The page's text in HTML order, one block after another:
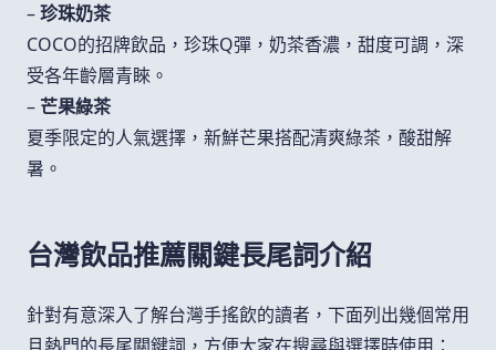
–珍珠奶茶
COCO的招牌飲品，珍珠Q彈，奶茶香濃，甜度可調，深
受各年齡層青睞。
– 芒果綠茶
夏季限定的人氣選擇，新鮮芒果搭配清爽綠茶，酸甜解
暑。
台灣飲品推薦關鍵長尾詞介紹
針對有意深入了解台灣手搖飲的讀者，下面列出幾個常用